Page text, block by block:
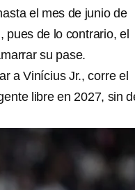
el mes de junio de
, pues de lo contrario, el
su pase.
a Vinícius Jr., corre el
libre en 2027, sin